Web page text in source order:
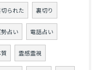
られた 裏切り
占い 電話占い
霊感霊視